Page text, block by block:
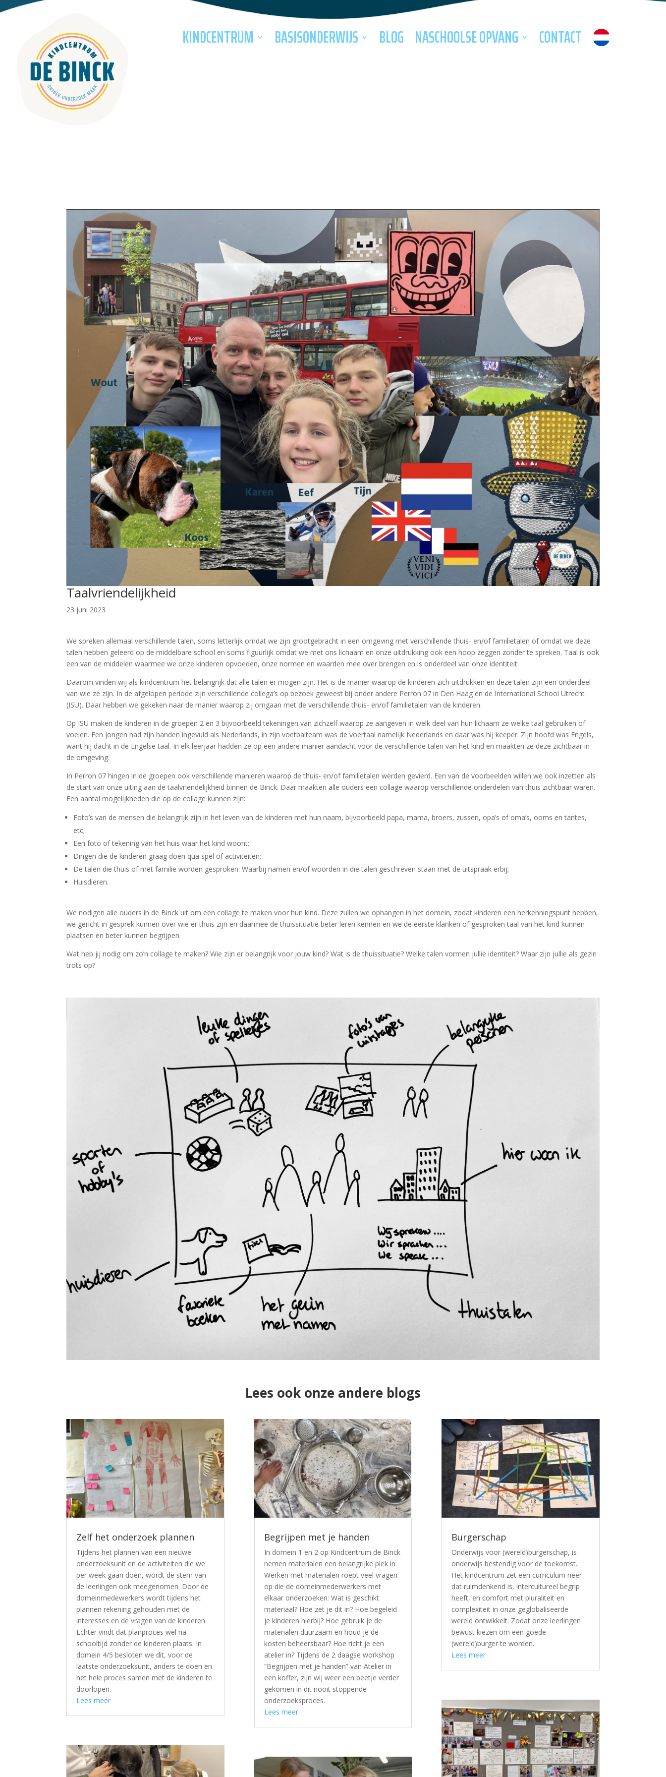
KINDCENTRUM BASISONDERWIJS BLOG NASCHOOLSE OPVANG CONTACT
Taalvriendelijkheid
23 juni 2023
We spreken allemaal verschillende talen, soms letterlijk omdat we zijn grootgebracht in een omgeving met verschillende thuis- en/of familietalen of omdat we deze
talen hebben geleerd op de middelbare school en soms figuurlijk omdat we met ons lichaam en onze uitdrukking ook een hoop zeggen zonder te spreken. Taal is ook
een van de middelen waarmee we onze kinderen opvoeden, onze normen en waarden mee over brengen en is onderdeel van onze identiteit.
Daarom vinden wij als kindcentrum het belangrijk dat alle talen er mogen zijn. Het is de manier waarop de kinderen zich uitdrukken en deze talen zijn een onderdeel
van wie ze zijn. In de afgelopen periode zijn verschillende collega’s op bezoek geweest bij onder andere Perron 07 in Den Haag en de International School Utrecht
(ISU). Daar hebben we gekeken naar de manier waarop zij omgaan met de verschillende thuis- en/of familietalen van de kinderen.
Op ISU maken de kinderen in de groepen 2 en 3 bijvoorbeeld tekeningen van zichzelf waarop ze aangeven in welk deel van hun lichaam ze welke taal gebruiken of
voelen. Een jongen had zijn handen ingevuld als Nederlands, in zijn voetbalteam was de voertaal namelijk Nederlands en daar was hij keeper. Zijn hoofd was Engels,
want hij dacht in de Engelse taal. In elk leerjaar hadden ze op een andere manier aandacht voor de verschillende talen van het kind en maakten ze deze zichtbaar in
de omgeving.
In Perron 07 hingen in de groepen ook verschillende manieren waarop de thuis- en/of familietalen werden gevierd. Een van de voorbeelden willen we ook inzetten als
de start van onze uiting aan de taalvriendelijkheid binnen de Binck. Daar maakten alle ouders een collage waarop verschillende onderdelen van thuis zichtbaar waren.
Een aantal mogelijkheden die op de collage kunnen zijn:
Foto’s van de mensen die belangrijk zijn in het leven van de kinderen met hun naam, bijvoorbeeld papa, mama, broers, zussen, opa’s of oma’s, ooms en tantes,
etc;
Een foto of tekening van het huis waar het kind woont;
Dingen die de kinderen graag doen qua spel of activiteiten;
De talen die thuis of met familie worden gesproken. Waarbij namen en/of woorden in die talen geschreven staan met de uitspraak erbij;
Huisdieren.
We nodigen alle ouders in de Binck uit om een collage te maken voor hun kind. Deze zullen we ophangen in het domein, zodat kinderen een herkenningspunt hebben,
we gericht in gesprek kunnen over wie er thuis zijn en daarmee de thuissituatie beter leren kennen en we de eerste klanken of gesproken taal van het kind kunnen
plaatsen en beter kunnen begrijpen.
Wat heb jij nodig om zo’n collage te maken? Wie zijn er belangrijk voor jouw kind? Wat is de thuissituatie? Welke talen vormen jullie identiteit? Waar zijn jullie als gezin
trots op?
Lees ook onze andere blogs
Zelf het onderzoek plannen
Tijdens het plannen van een nieuwe
onderzoeksunit en de activiteiten die we
per week gaan doen, wordt de stem van
de leerlingen ook meegenomen. Door de
domeinmedewerkers wordt tijdens het
plannen rekening gehouden met de
interesses en de vragen van de kinderen.
Echter vindt dat planproces wel na
schooltijd zonder de kinderen plaats. In
domein 4/5 besloten we dit, voor de
laatste onderzoeksunit, anders te doen en
het hele proces samen met de kinderen te
doorlopen.
Lees meer
Begrijpen met je handen
In domein 1 en 2 op Kindcentrum de Binck
nemen materialen een belangrijke plek in.
Werken met materialen roept veel vragen
op die de domeinmederwerkers met
elkaar onderzoeken: Wat is geschikt
materiaal? Hoe zet je dit in? Hoe begeleid
je kinderen hierbij? Hoe gebruik je de
materialen duurzaam en houd je de
kosten beheersbaar? Hoe richt je een
atelier in? Tijdens de 2 daagse workshop
“Begrijpen met je handen” van Atelier in
een koffer, zijn wij weer een beetje verder
gekomen in dit nooit stoppende
onderzoeksproces.
Lees meer
Burgerschap
Onderwijs voor (wereld)burgerschap, is
onderwijs bestendig voor de toekomst.
Het kindcentrum zet een curriculum neer
dat ruimdenkend is, intercultureel begrip
heeft, en comfort met pluraliteit en
complexiteit in onze geglobaliseerde
wereld ontwikkelt. Zodat onze leerlingen
bewust kiezen om een goede
(wereld)burger te worden.
Lees meer